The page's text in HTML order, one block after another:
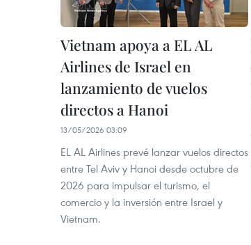
Vietnam apoya a EL AL
Airlines de Israel en
lanzamiento de vuelos
directos a Hanoi
13/05/2026 03:09
EL AL Airlines prevé lanzar vuelos directos
entre Tel Aviv y Hanoi desde octubre de
2026 para impulsar el turismo, el
comercio y la inversión entre Israel y
Vietnam.